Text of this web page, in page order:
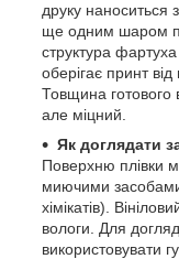
друку наноситься
ще одним шаром
структура
оберігає принт
Товщина
але міцний.
Як доглядати
Поверхню плівки
миючими засобами
хімікатів).
вологи. Для
використовувати